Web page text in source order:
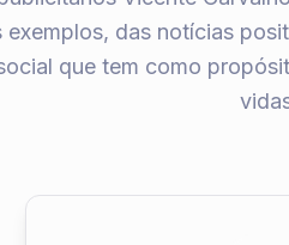
das notícias
que tem como